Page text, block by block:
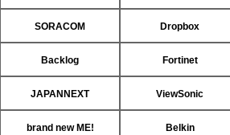
SORACOM Dropbox
Backlog Fortinet
JAPANNEXT ViewSonic
brand new ME! Belkin